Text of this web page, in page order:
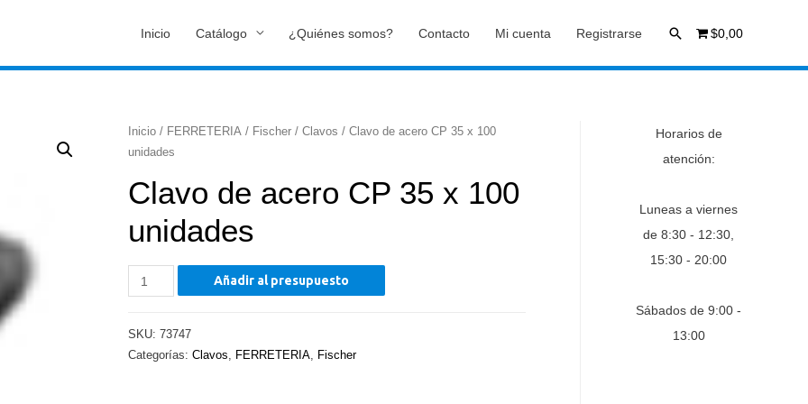
Inicio Catálogo ¿Quiénes somos? Contacto Mi cuenta Registrarse Buscar$0,00
Inicio/ FERRETERIA/ Fischer/ Clavos / Clavo de acero CP 35 x 100
unidades
Clavo de acero CP 35 x 100
unidades
Clavo
de
CP
Añadir al presupuesto
SKU: 73747
Categorías: Clavos FERRETERIA, Fischer
Horarios de
atención:
Luneas a viernes
de 8:30 - 12:30,
15:30 - 20:00
Sábados de 9:00 -
13:00